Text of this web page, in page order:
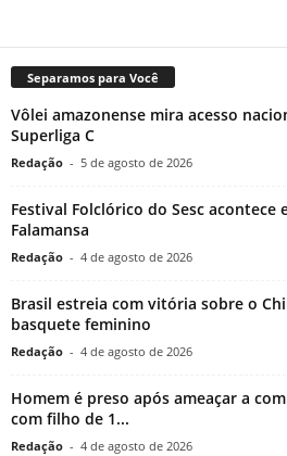
Separamos para Você
Vôlei amazonense mira acesso
Superliga C
Redação - 5 de agosto de 2026
Festival Folclórico do Sesc acontece
Falamansa
Redação - 4 de agosto de 2026
Brasil estreia com vitória sobre o
basquete feminino
Redação - 4 de agosto de 2026
Homem é preso após ameaçar a
com filho de 1...
Redação - 4 de agosto de 2026